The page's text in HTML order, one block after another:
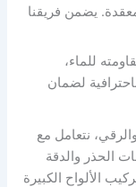
يضمن فريقنا
للماء،
لضمان
نتعامل مع
الحذر والدقة
الألواح الكبيرة